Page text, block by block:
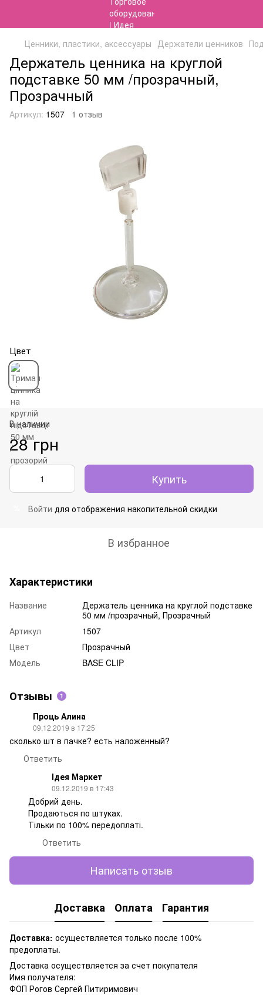
Ценники, пластики, аксессуары Держатели ценников
Держатель ценника на круглой
подставке 50 мм /прозрачный,
Прозрачный
Артикул: 1507 1 отзыв
Цвет
В наличии
28 грн
Купить
Войти для отображения накопительной скидки
В избранное
Характеристики
Название
Держатель ценника на круглой подставке
50 мм /прозрачный, Прозрачный
Артикул
1507
Цвет
Прозрачный
Модель
BASE CLIP
Отзывы 1
Проць Алина
09.12.2019 в 17:25
сколько шт в пачке? есть наложенный?
Ответить
Ідея Маркет
09.12.2019 в 17:43
Добрий день.
Продаються по штуках.
Тільки по 100% передоплаті.
Ответить
Написать отзыв
Доставка Оплата Гарантия
Доставка: осуществляется только после 100%
предоплаты.
Доставка осуществляется за счет покупателя
Имя получателя:
ФОП Рогов Сергей Питиримович